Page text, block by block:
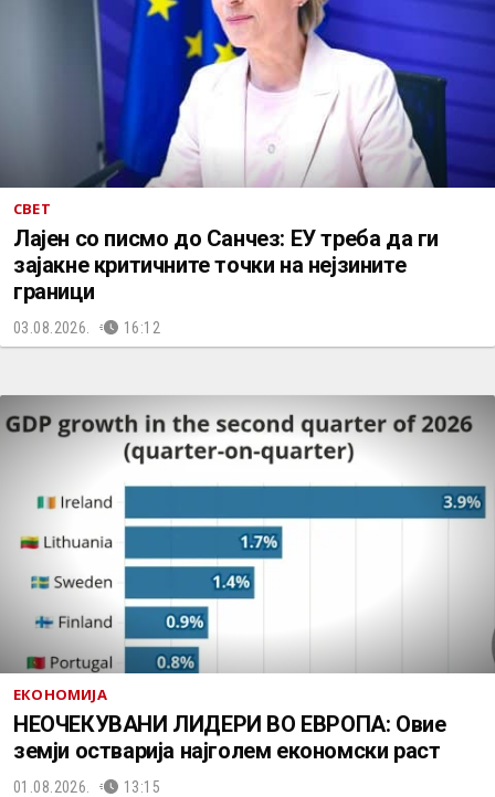
СВЕТ
Лајен со писмо до Санчез: ЕУ треба да ги
зајакне критичните точки на нејзините
граници
03.08.2026. 16:12
ЕКОНОМИЈА
НЕОЧЕКУВАНИ ЛИДЕРИ ВО ЕВРОПА: Овие
земји остварија најголем економски раст
01.08.2026. 13:15